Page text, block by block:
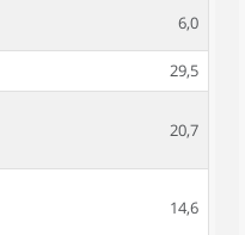
6,0
29,5
20,7
14,6